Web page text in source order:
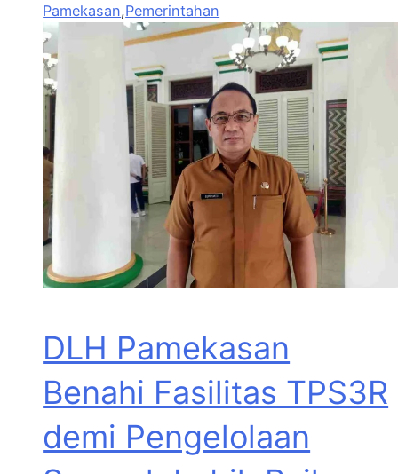
Pamekasan,Pemerintahan
DLH Pamekasan
Benahi Fasilitas TPS3R
demi Pengelolaan